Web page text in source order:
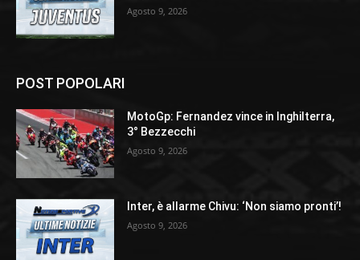
Agosto 9, 2026
POST POPOLARI
MotoGp: Fernandez vince in Inghilterra,
3° Bezzecchi
Agosto 9, 2026
Inter, è allarme Chivu: ‘Non siamo pronti’!
Agosto 9, 2026